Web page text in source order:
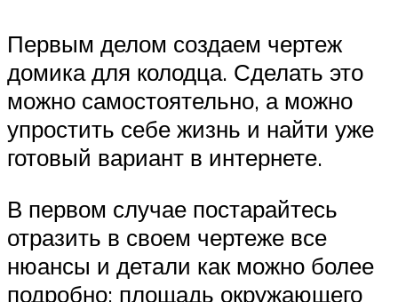
Первым делом создаем чертеж
домика для колодца. Сделать это
можно самостоятельно, а можно
упростить себе жизнь и найти уже
готовый вариант в интернете.
В первом случае постарайтесь
отразить в своем чертеже все
нюансы и детали как можно более
подробно: площадь окружающего